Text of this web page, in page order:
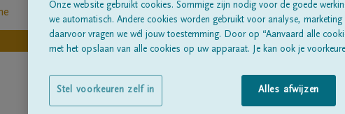
Onze website gebruikt cookies. Sommige zijn nodig voor de goede
we automatisch. Andere cookies worden gebruikt voor analyse,
daarvoor vragen we wél jouw toestemming. Door op “Aanvaard alle
met het opslaan van alle cookies op uw apparaat. Je kan ook je
Alles afwijzen
Stel voorkeuren zelf in